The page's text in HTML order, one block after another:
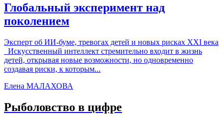
Глобальный эксперимент над
поколением
Эксперт об ИИ-буме, тревогах детей и новых рисках XXI века
Искусственный интеллект стремительно входит в жизнь
детей, открывая новые возможности, но одновременно
создавая риски, к которым...
Елена МАЛАХОВА
Рыболовство в цифре